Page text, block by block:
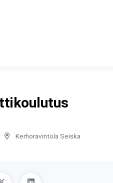
Kerhoravintola Seiska